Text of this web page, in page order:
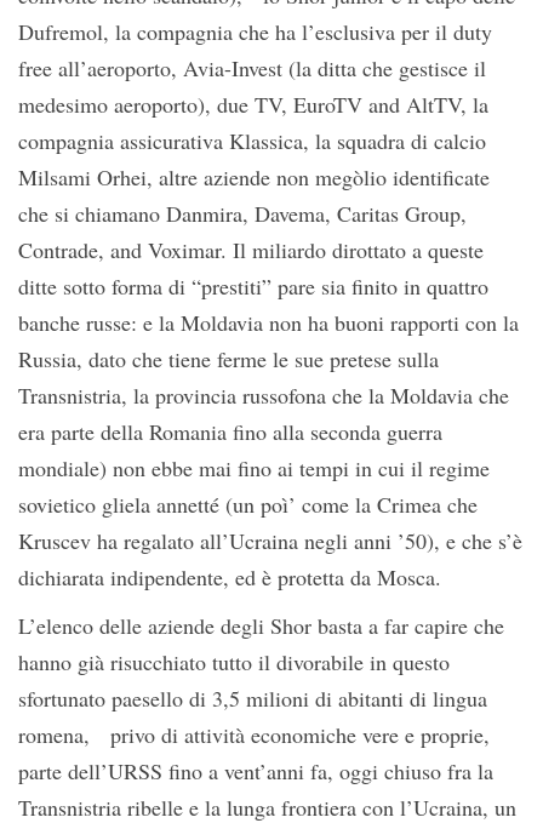
Dufremol, la compagnia che ha l’esclusiva per il duty
free all’aeroporto, Avia-Invest (la ditta che gestisce il
medesimo aeroporto), due TV, EuroTV and AltTV, la
compagnia assicurativa Klassica, la squadra di calcio
Milsami Orhei, altre aziende non megòlio identificate
che si chiamano Danmira, Davema, Caritas Group,
Contrade, and Voximar. Il miliardo dirottato a queste
ditte sotto forma di “prestiti” pare sia finito in quattro
banche russe: e la Moldavia non ha buoni rapporti con la
Russia, dato che tiene ferme le sue pretese sulla
Transnistria, la provincia russofona che la Moldavia che
era parte della Romania fino alla seconda guerra
mondiale) non ebbe mai fino ai tempi in cui il regime
sovietico gliela annetté (un poì’ come la Crimea che
Kruscev ha regalato all’Ucraina negli anni ’50), e che s’è
dichiarata indipendente, ed è protetta da Mosca.
L’elenco delle aziende degli Shor basta a far capire che
hanno già risucchiato tutto il divorabile in questo
sfortunato paesello di 3,5 milioni di abitanti di lingua
romena, privo di attività economiche vere e proprie,
parte dell’URSS fino a vent’anni fa, oggi chiuso fra la
Transnistria ribelle e la lunga frontiera con l’Ucraina, un